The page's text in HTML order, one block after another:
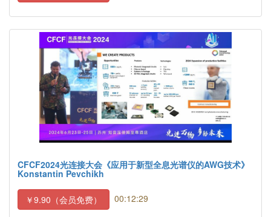
CFCF2024光连接大会《应用于新型全息光谱仪的AWG技术》
Konstantin Pevchikh
￥9.90（会员免费） 00:12:29